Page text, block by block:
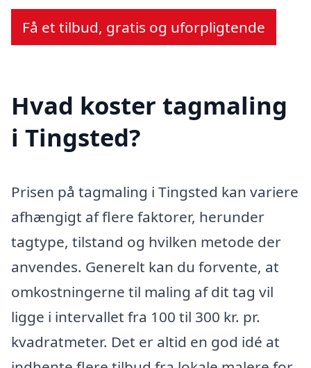
Få et tilbud, gratis og uforpligtende
Hvad koster tagmaling
i Tingsted?
Prisen på tagmaling i Tingsted kan variere
afhængigt af flere faktorer, herunder
tagtype, tilstand og hvilken metode der
anvendes. Generelt kan du forvente, at
omkostningerne til maling af dit tag vil
ligge i intervallet fra 100 til 300 kr. pr.
kvadratmeter. Det er altid en god idé at